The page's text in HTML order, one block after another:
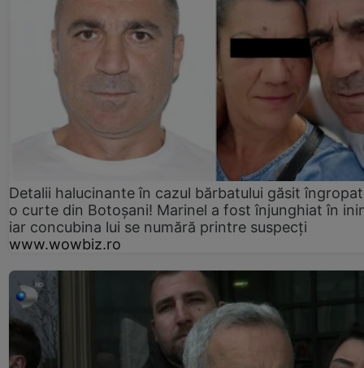
Detalii halucinante în cazul bărbatului găsit
o curte din Botoșani! Marinel a fost înjunghiat în
iar concubina lui se numără printre suspecți
www.wowbiz.ro